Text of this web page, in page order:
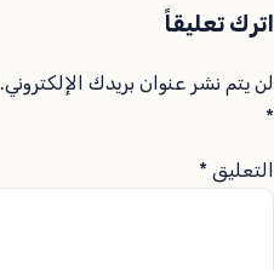
اترك تعليقاً
لن يتم نشر عنوان بريدك الإلكتروني.
*
التعليق *